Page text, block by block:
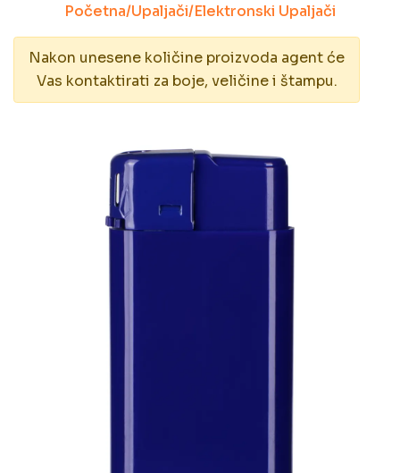
Početna/Upaljači/Elektronski Upaljači
Nakon unesene količine proizvoda agent će
Vas kontaktirati za boje, veličine i štampu.